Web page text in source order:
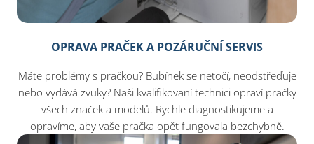
OPRAVA PRAČEK A POZÁRUČNÍ SERVIS
Máte problémy s pračkou? Bubínek se netočí, neodstřeďuje
nebo vydává zvuky? Naši kvalifikovaní technici opraví pračky
všech značek a modelů. Rychle diagnostikujeme a
opravíme, aby vaše pračka opět fungovala bezchybně.